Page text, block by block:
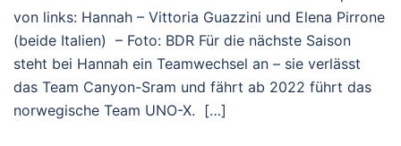
von links: Hannah – Vittoria Guazzini und Elena Pirrone
(beide Italien) – Foto: BDR Für die nächste Saison
steht bei Hannah ein Teamwechsel an – sie verlässt
das Team Canyon-Sram und fährt ab 2022 führt das
norwegische Team UNO-X. […]